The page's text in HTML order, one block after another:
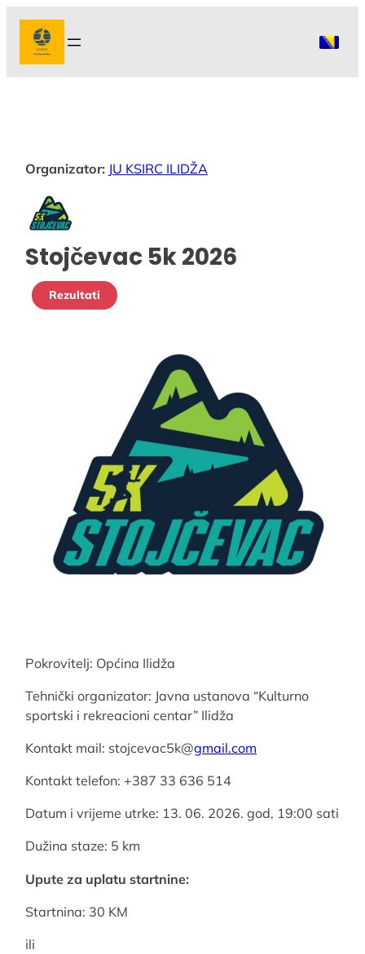
Idi
sadržaj
Organizator: JU KSIRC ILIDŽA
Stojčevac 5k 2026
Rezultati
Pokrovitelj: Općina Ilidža
Tehnički organizator: Javna ustanova “Kulturno
sportski i rekreacioni centar” Ilidža
Kontakt mail: stojcevac5k@gmail.com
Kontakt telefon: +387 33 636 514
Datum i vrijeme utrke: 13. 06. 2026. god, 19:00 sati
Dužina staze: 5 km
Upute za uplatu startnine:
Startnina: 30 KM
ili